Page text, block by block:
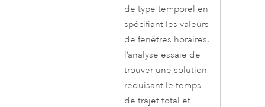
de type temporel en
spécifiant les valeurs
de fenêtres horaires,
l’analyse essaie de
trouver une solution
réduisant le temps
de trajet total et